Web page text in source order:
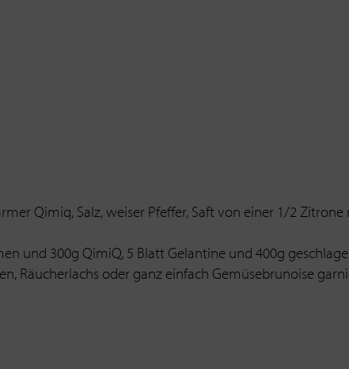
Qimiq, Salz, weiser Pfeffer, Saft von einer 1/2
und 300g QimiQ, 5 Blatt Gelantine und 400g
Räucherlachs oder ganz einfach Gemüsebrunoise